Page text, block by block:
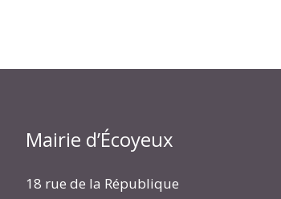
Mairie d’Écoyeux
18 rue de la République